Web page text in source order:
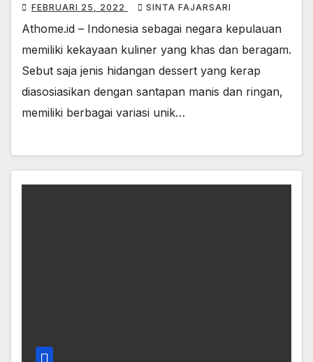
FEBRUARI 25, 2022 SINTA FAJARSARI
Athome.id – Indonesia sebagai negara kepulauan
memiliki kekayaan kuliner yang khas dan beragam.
Sebut saja jenis hidangan dessert yang kerap
diasosiasikan dengan santapan manis dan ringan,
memiliki berbagai variasi unik…